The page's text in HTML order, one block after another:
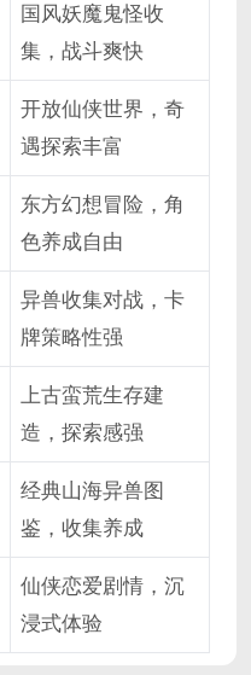
国风妖魔鬼怪收
集，战斗爽快
开放仙侠世界，奇
遇探索丰富
东方幻想冒险，角
色养成自由
异兽收集对战，卡
牌策略性强
上古蛮荒生存建
造，探索感强
经典山海异兽图
鉴，收集养成
仙侠恋爱剧情，沉
浸式体验